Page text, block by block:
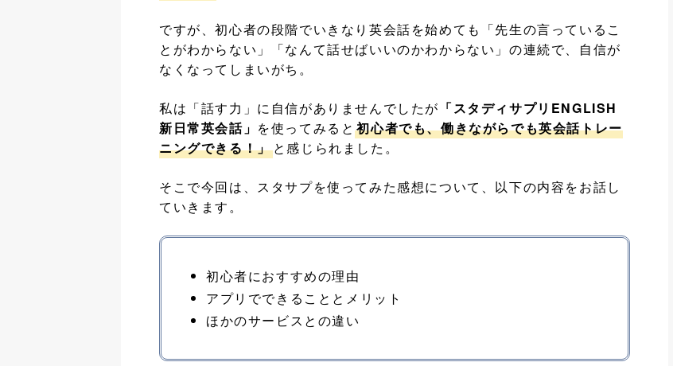
ですが、初心者の段階でいきなり英会話を始めても「先生の言っているこ
とがわからない」「なんて話せばいいのかわからない」の連続で、自信が
なくなってしまいがち。
私は「話す力」に自信がありませんでしたが 「スタディサプリENGLISH
新日常英会話」 を使ってみると初心者でも、働きながらでも英会話トレー
ニングできる！」と感じられました。
そこで今回は、スタサプを使ってみた感想について、以下の内容をお話し
ていきます。
初心者におすすめの理由
アプリでできることとメリット
ほかのサービスとの違い